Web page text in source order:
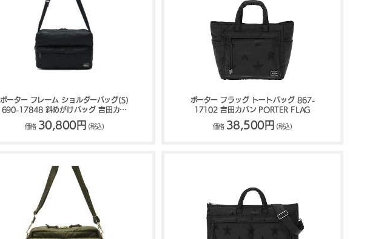
ポーター フレーム ショルダーバッグ(S)
690-17848 斜めがけバッグ 吉田カバ
ン PORTER FRAME
価格 30,800円 (税込)
ポーター フラッグ トートバッグ 867-
17102 吉田カバン PORTER FLAG
価格 38,500円 (税込)